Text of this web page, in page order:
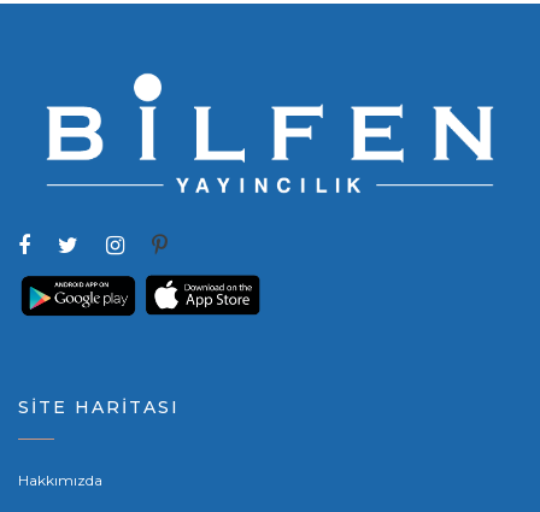
SİTE HARİTASI
Hakkımızda